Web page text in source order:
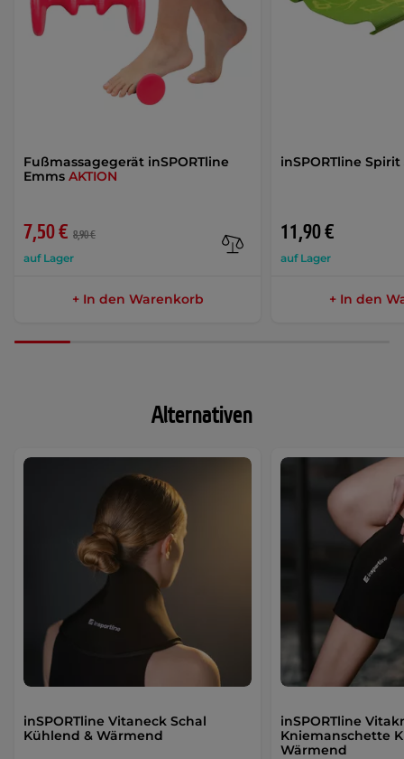
Fußmassagegerät inSPORTline
Emms AKTION
7,50 € 8,90 €
auf Lager
+ In den Warenkorb
inSPORTline
11,90 €
auf Lager
+ In den
Alternativen
inSPORTline Vitaneck Schal
Kühlend & Wärmend
inSPORTline
Kniemanschette
Wärmend